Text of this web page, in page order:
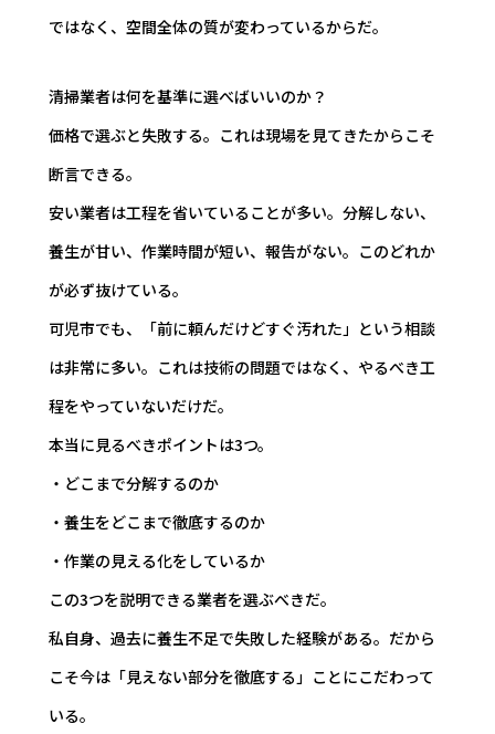
ではなく、空間全体の質が変わっているからだ。
清掃業者は何を基準に選べばいいのか？
価格で選ぶと失敗する。これは現場を見てきたからこそ
断言できる。
安い業者は工程を省いていることが多い。分解しない、
養生が甘い、作業時間が短い、報告がない。このどれか
が必ず抜けている。
可児市でも、「前に頼んだけどすぐ汚れた」という相談
は非常に多い。これは技術の問題ではなく、やるべき工
程をやっていないだけだ。
本当に見るべきポイントは3つ。
・どこまで分解するのか
・養生をどこまで徹底するのか
・作業の見える化をしているか
この3つを説明できる業者を選ぶべきだ。
私自身、過去に養生不足で失敗した経験がある。だから
こそ今は「見えない部分を徹底する」ことにこだわって
いる。